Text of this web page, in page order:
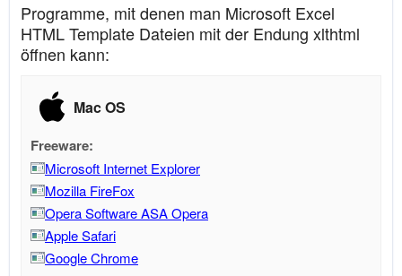
Programme, mit denen man Microsoft Excel
HTML Template Dateien mit der Endung xlthtml
öffnen kann:
Mac OS
Freeware:
Microsoft Internet Explorer
Mozilla FireFox
Opera Software ASA Opera
Apple Safari
Google Chrome